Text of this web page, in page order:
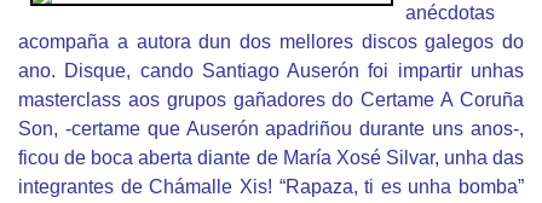
anécdotas
acompaña a autora dun dos mellores discos galegos do
ano. Disque, cando Santiago Auserón foi impartir unhas
masterclass aos grupos gañadores do Certame A Coruña
Son, -certame que Auserón apadriñou durante uns anos-,
ficou de boca aberta diante de María Xosé Silvar, unha das
integrantes de Chámalle Xis! “Rapaza, ti es unha bomba”